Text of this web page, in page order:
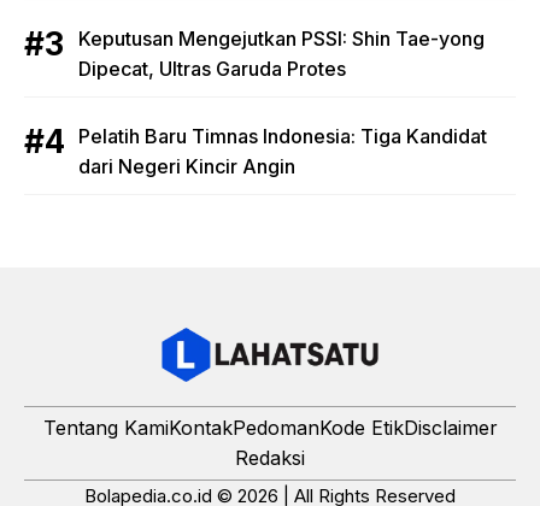
Keputusan Mengejutkan PSSI: Shin Tae-yong
Dipecat, Ultras Garuda Protes
Pelatih Baru Timnas Indonesia: Tiga Kandidat
dari Negeri Kincir Angin
Tentang KamiKontakPedomanKode EtikDisclaimer
Redaksi
Bolapedia.co.id © 2026 | All Rights Reserved